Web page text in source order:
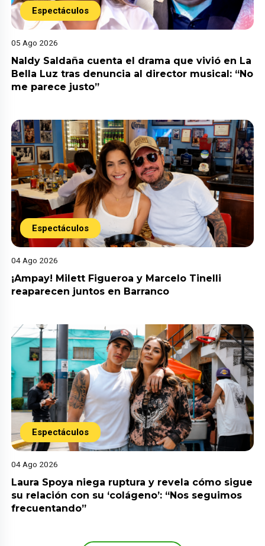
Espectáculos
05 Ago 2026
Naldy Saldaña cuenta el drama que vivió en La
Bella Luz tras denuncia al director musical: “No
me parece justo”
Espectáculos
04 Ago 2026
¡Ampay! Milett Figueroa y Marcelo Tinelli
reaparecen juntos en Barranco
Espectáculos
04 Ago 2026
Laura Spoya niega ruptura y revela cómo sigue
su relación con su ‘colágeno’: “Nos seguimos
frecuentando”